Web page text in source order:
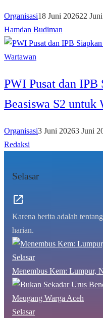
Organisasi18 Juni 202622
Hamdan Budiman
PWI Pusat dan IPB
Beasiswa S2 untuk
Organisasi3 Juni 20263 Juni
Redaksi
Selasar
Karena berita adalah
harian.
Selasar
Menembus Kem: Lumpur,
Selasar